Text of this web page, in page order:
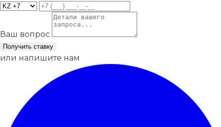
Ваш вопрос
Получить ставку
или напишите нам